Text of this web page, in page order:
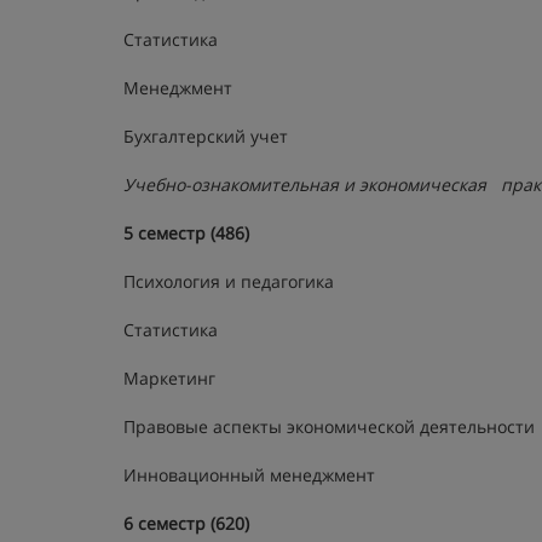
Статистика
Менеджмент
Бухгалтерский учет
Учебно-ознакомительная и экономическая
5 семестр (486)
Психология и педагогика
Статистика
Маркетинг
Правовые аспекты экономической деятельности
Инновационный менеджмент
6 семестр (620)